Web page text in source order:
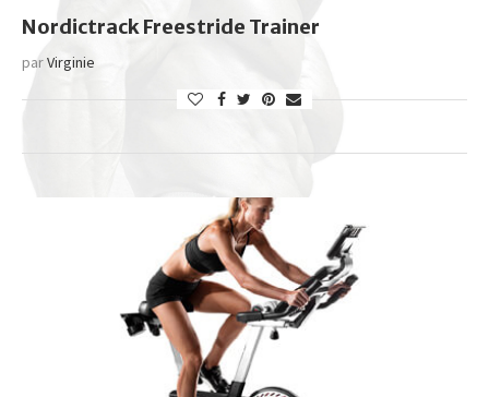
Nordictrack Freestride Trainer
parVirginie